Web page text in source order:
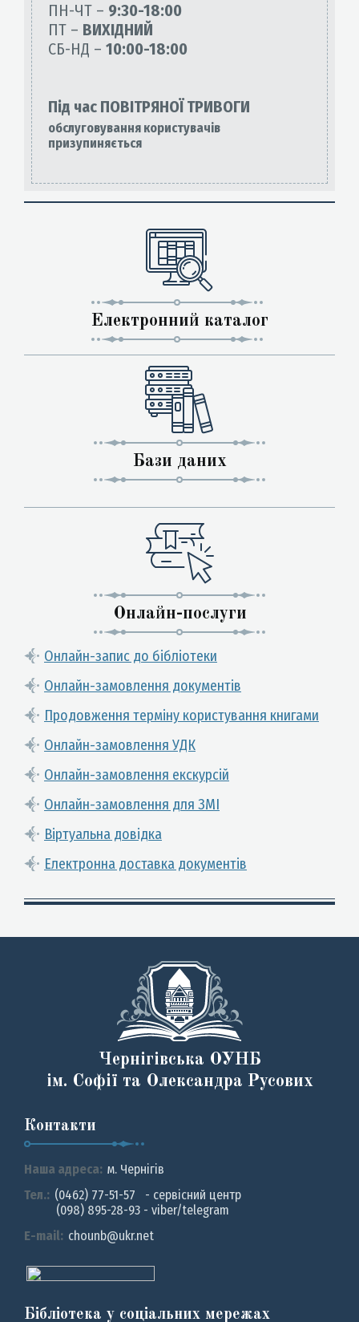
ПН-ЧТ – 9:30-18:00
ПТ – ВИХІДНИЙ
СБ-НД – 10:00-18:00
Під час ПОВІТРЯНОЇ ТРИВОГИ
обслуговування користувачів
призупиняється
Електронний каталог
Бази даних
Онлайн-послуги
Онлайн-запис до бібліотеки
Онлайн-замовлення документів
Продовження терміну користування книгами
Онлайн-замовлення УДК
Онлайн-замовлення екскурсій
Онлайн-замовлення для ЗМІ
Віртуальна довідка
Електронна доставка документів
Чернігівська ОУНБ
ім. Софії та Олександра Русових
Контакти
Наша адреса: м. Чернiгiв
Тел.: (0462) 77-51-57 - сервісний центр
(098) 895-28-93 - viber/telegram
E-mail: chounb@ukr.net
Бібліотека у соціальних мережах